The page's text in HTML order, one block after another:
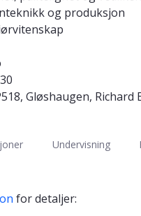
og produksjon
Gløshaugen, Richard
Undervisning
for detaljer: